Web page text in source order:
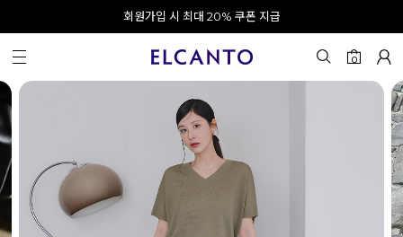
오전 10시 이전 결제 완료 시 오늘 출발!
회원가입 시 최대 20% 쿠폰 지급
카카오 채널 추가 시 10% 쿠폰 증정
0